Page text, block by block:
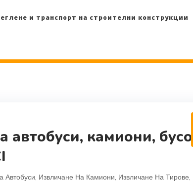
и транспорт на строителни конструкции
камиони,
Автобуси, Извличане На Камиони, Извличане На Тирове,